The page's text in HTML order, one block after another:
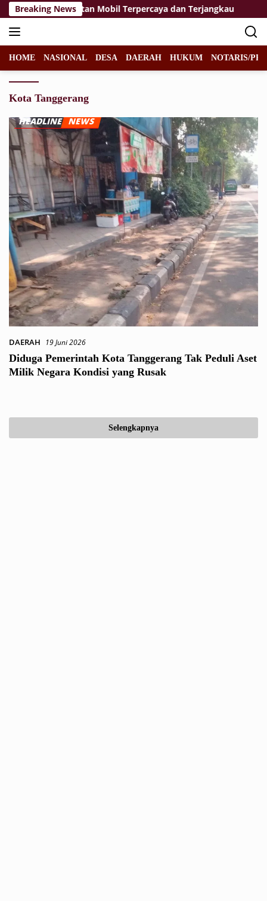
Langsung
ke
konten
Breaking News
Perawatan Mobil Terpercaya dan Terjangkau
HOME NASIONAL DESA DAERAH HUKUM NOTARIS/
Kota Tanggerang
DAERAH 19 Juni 2026
Diduga Pemerintah Kota Tanggerang Tak Peduli Aset
Milik Negara Kondisi yang Rusak
Selengkapnya